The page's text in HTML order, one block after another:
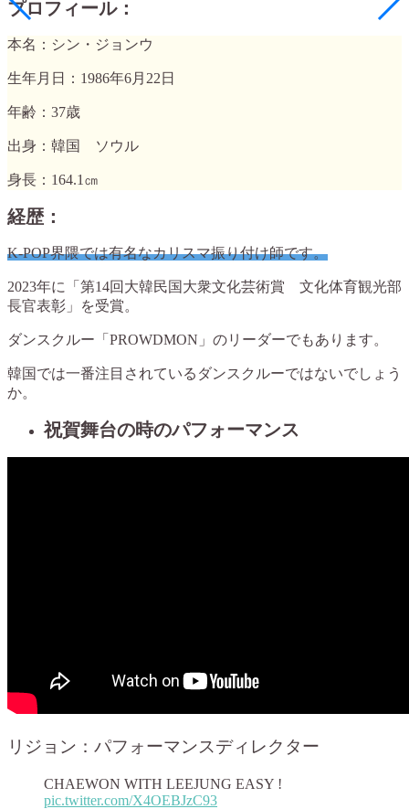
プロフィール：
本名：シン・ジョンウ
生年月日：1986年6月22日
年齢：37歳
出身：韓国 ソウル
身長：164.1㎝
経歴：
K-POP界隈では有名なカリスマ振り付け師です。
2023年に「第14回大韓民国大衆文化芸術賞 文化体育観光部
長官表彰」を受賞。
ダンスクルー「PROWDMON」のリーダーでもあります。
韓国では一番注目されているダンスクルーではないでしょう
か。
祝賀舞台の時のパフォーマンス
リジョン：パフォーマンスディレクター
CHAEWON WITH LEEJUNG EASY !
pic.twitter.com/X4OEBJzC93